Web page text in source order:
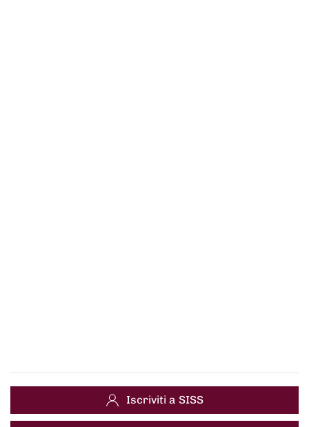
Iscriviti a SISS